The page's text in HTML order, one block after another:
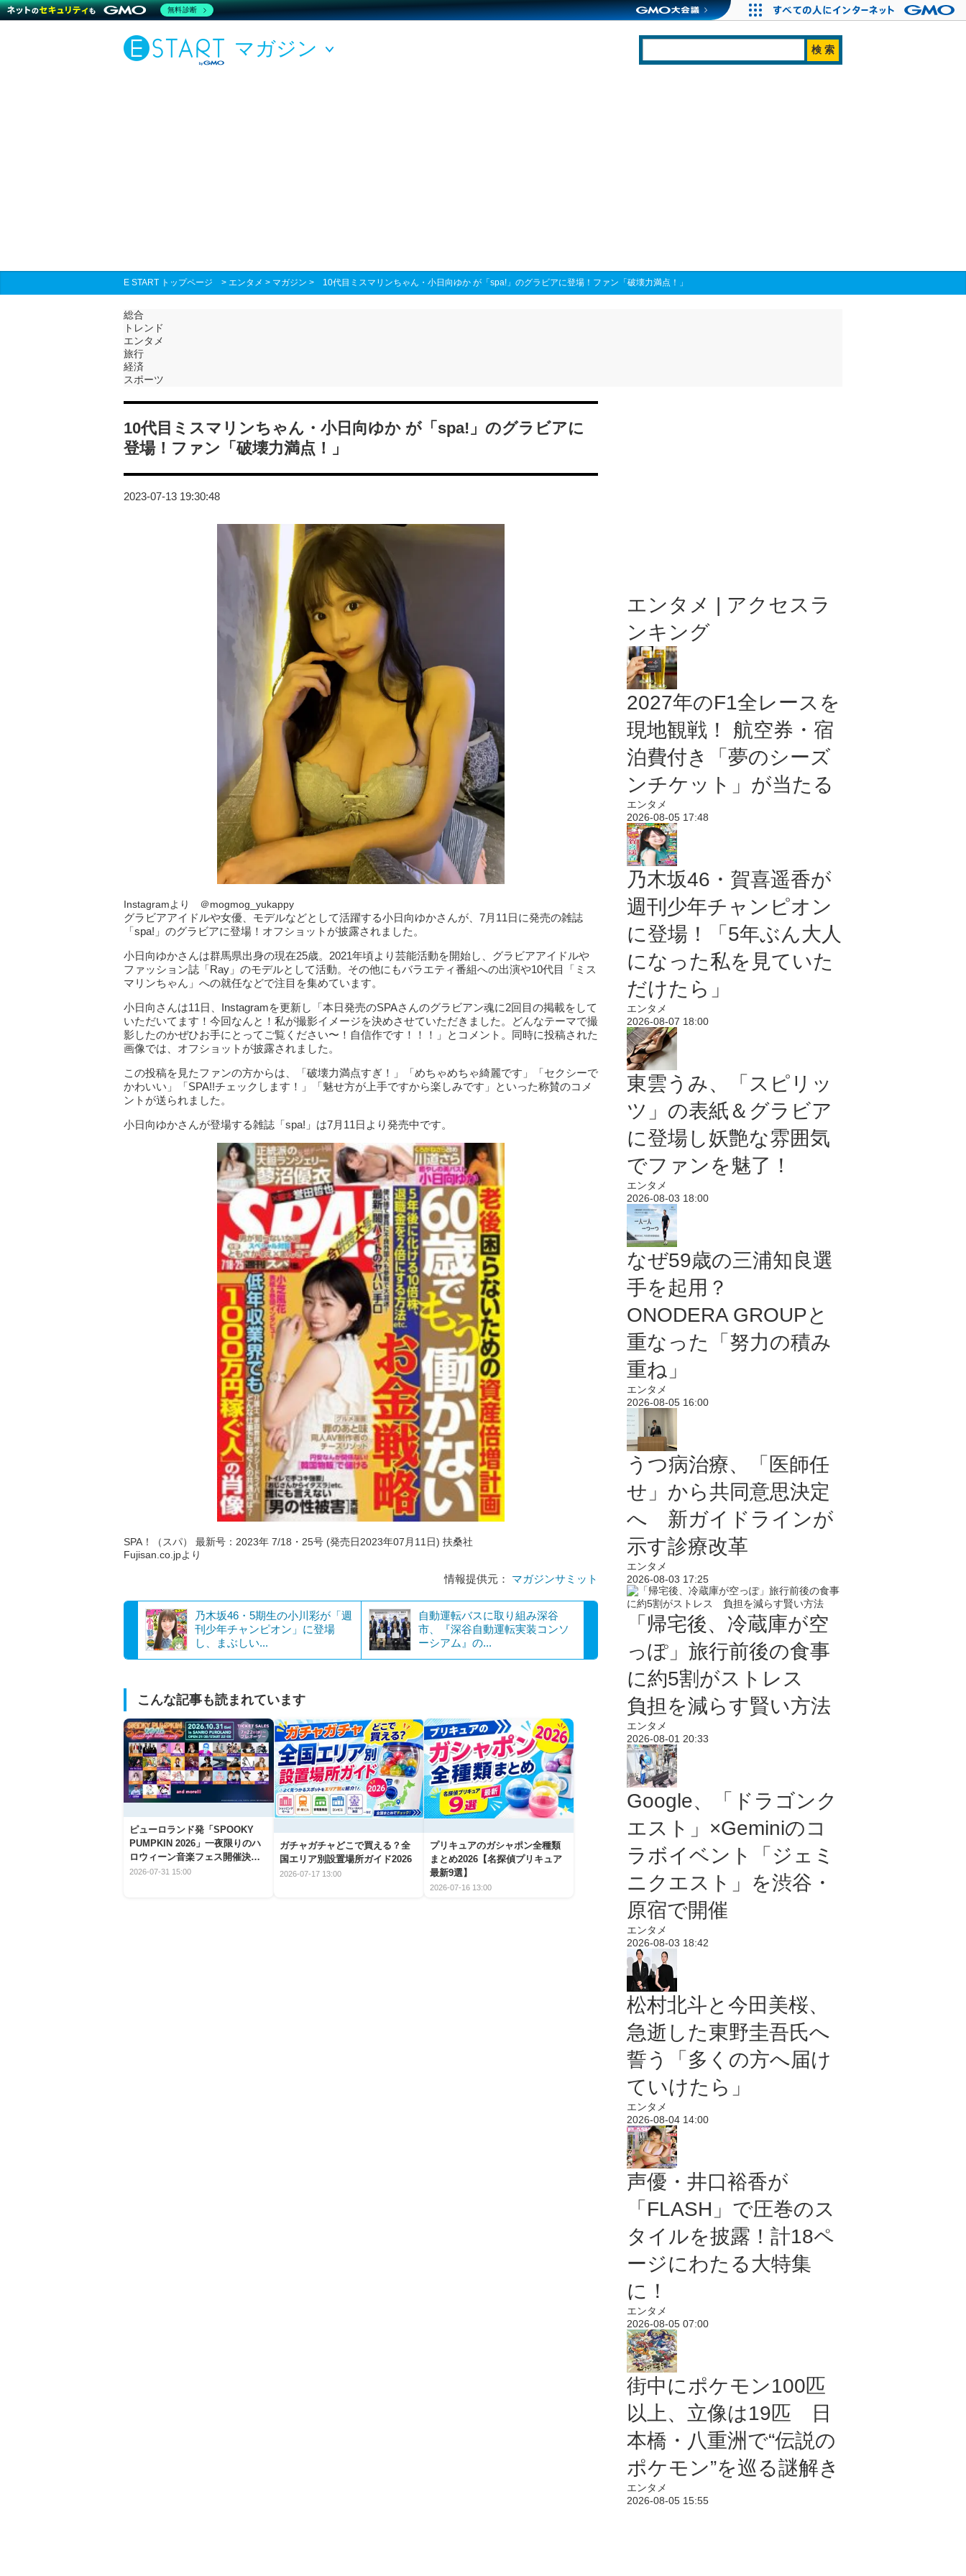
マガジン
E START トップページ > エンタメ > マガジン > 10代目ミスマリンちゃん・小日向ゆか が「spa!」のグラビアに登場！ファン「破壊力満点！」
総合
トレンド
エンタメ
旅行
経済
スポーツ
10代目ミスマリンちゃん・小日向ゆか が「spa!」のグラビアに
登場！ファン「破壊力満点！」
2023-07-13 19:30:48
Instagramより ＠mogmog_yukappy
グラビアアイドルや女優、モデルなどとして活躍する小日向ゆかさんが、7月11日に発売の雑誌
「spa!」のグラビアに登場！オフショットが披露されました。
小日向ゆかさんは群馬県出身の現在25歳。2021年頃より芸能活動を開始し、グラビアアイドルや
ファッション誌「Ray」のモデルとして活動。その他にもバラエティ番組への出演や10代目「ミス
マリンちゃん」への就任などで注目を集めています。
小日向さんは11日、Instagramを更新し「本日発売のSPAさんのグラビアン魂に2回目の掲載をして
いただいてます！今回なんと！私が撮影イメージを決めさせていただきました。どんなテーマで撮
影したのかぜひお手にとってご覧ください〜！自信作です！！！」とコメント。同時に投稿された
画像では、オフショットが披露されました。
この投稿を見たファンの方からは、「破壊力満点すぎ！」「めちゃめちゃ綺麗です」「セクシーで
かわいい」「SPA!!チェックします！」「魅せ方が上手ですから楽しみです」といった称賛のコメ
ントが送られました。
小日向ゆかさんが登場する雑誌「spa!」は7月11日より発売中です。
SPA！（スパ） 最新号：2023年 7/18・25号 (発売日2023年07月11日) 扶桑社
Fujisan.co.jpより
情報提供元： マガジンサミット
乃木坂46・5期生の小川彩が「週
刊少年チャンピオン」に登場
し、まぶしい...
自動運転バスに取り組み深谷
市、『深谷自動運転実装コンソ
ーシアム』の...
こんな記事も読まれています
ピューロランド発「SPOOKY
PUMPKIN 2026」一夜限りのハ
ロウィーン音楽フェス開催決
定！
2026-07-31 15:00
ガチャガチャどこで買える？全
国エリア別設置場所ガイド2026
2026-07-17 13:00
プリキュアのガシャポン全種類
まとめ2026【名探偵プリキュア
最新9選】
2026-07-16 13:00
エンタメ | アクセスラ
ンキング
2027年のF1全レースを
現地観戦！ 航空券・宿
泊費付き「夢のシーズ
ンチケット」が当たる
エンタメ
2026-08-05 17:48
乃木坂46・賀喜遥香が
週刊少年チャンピオン
に登場！「5年ぶん大人
になった私を見ていた
だけたら」
エンタメ
2026-08-07 18:00
東雲うみ、「スピリッ
ツ」の表紙＆グラビア
に登場し妖艶な雰囲気
でファンを魅了！
エンタメ
2026-08-03 18:00
なぜ59歳の三浦知良選
手を起用？
ONODERA GROUPと
重なった「努力の積み
重ね」
エンタメ
2026-08-05 16:00
うつ病治療、「医師任
せ」から共同意思決定
へ 新ガイドラインが
示す診療改革
エンタメ
2026-08-03 17:25
「帰宅後、冷蔵庫が空
っぽ」旅行前後の食事
に約5割がストレス
負担を減らす賢い方法
エンタメ
2026-08-01 20:33
Google、「ドラゴンク
エスト」×Geminiのコ
ラボイベント「ジェミ
ニクエスト」を渋谷・
原宿で開催
エンタメ
2026-08-03 18:42
松村北斗と今田美桜、
急逝した東野圭吾氏へ
誓う「多くの方へ届け
ていけたら」
エンタメ
2026-08-04 14:00
声優・井口裕香が
「FLASH」で圧巻のス
タイルを披露！計18ペ
ージにわたる大特集
に！
エンタメ
2026-08-05 07:00
街中にポケモン100匹
以上、立像は19匹 日
本橋・八重洲で“伝説の
ポケモン”を巡る謎解き
エンタメ
2026-08-05 15:55
無料診断